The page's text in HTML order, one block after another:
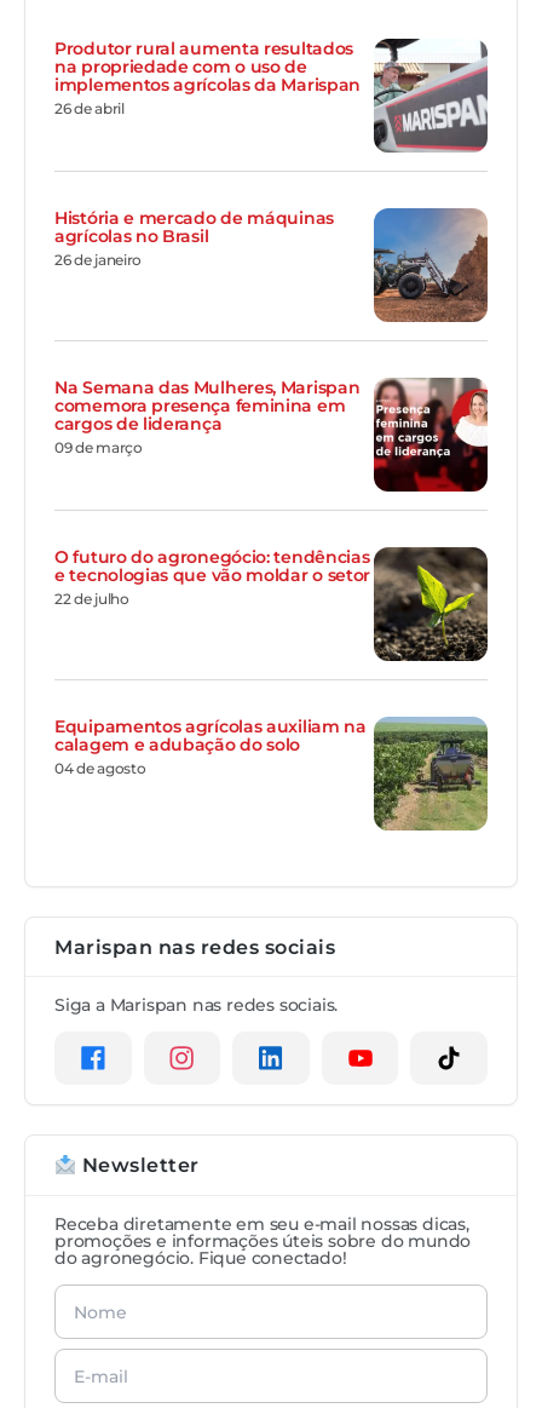
Produtor rural aumenta resultados
na propriedade com o uso de
implementos agrícolas da Marispan
26 de abril
História e mercado de máquinas
agrícolas no Brasil
26 de janeiro
Na Semana das Mulheres, Marispan
comemora presença feminina em
cargos de liderança
09 de março
O futuro do agronegócio: tendências
e tecnologias que vão moldar o setor
22 de julho
Equipamentos agrícolas auxiliam na
calagem e adubação do solo
04 de agosto
Marispan nas redes sociais
Siga a Marispan nas redes sociais.
Newsletter
Receba diretamente em seu e-mail nossas dicas,
promoções e informações úteis sobre do mundo
do agronegócio. Fique conectado!